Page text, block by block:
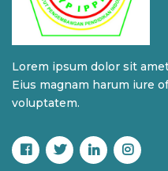
Lorem ipsum dolor sit
Eius magnam harum iure
voluptatem.